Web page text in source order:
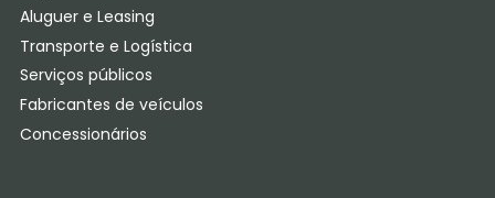
Aluguer e Leasing
Transporte e Logística
Serviços públicos
Fabricantes de veículos
Concessionários